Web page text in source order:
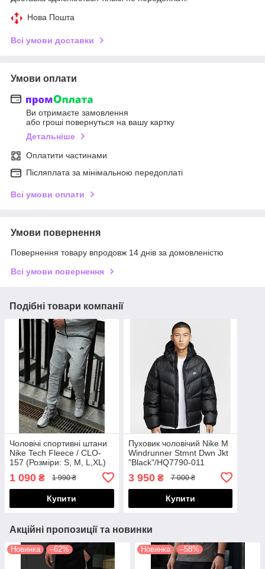
Нова Пошта
Всі умови доставки
Умови оплати
Ви отримаєте замовлення
або гроші повернуться на вашу картку
Детальніше
Оплатити частинами
Післяплата за мінімальною передоплаті
Всі умови оплати
Умови повернення
Повернення товару впродовж 14 днів за домовленістю
Всі умови повернення
Подібні товари компанії
Чоловічі спортивні штани
Nike Tech Fleece / CLO-
157 (Розміри: S, M, L,XL)
1 090 ₴ 1 990 ₴
Купити
Пуховик чоловічий Nike M
Windrunner Stmnt Dwn Jkt
"Black"/HQ7790-011
3 950₴ 7 000 ₴
Купити
Акційні пропозиції та новинки
Новинка –62% Новинка –58%